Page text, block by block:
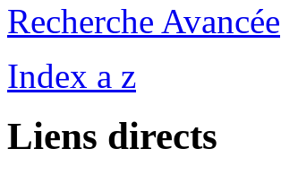
Recherche Avancée
Index a z
Liens directs